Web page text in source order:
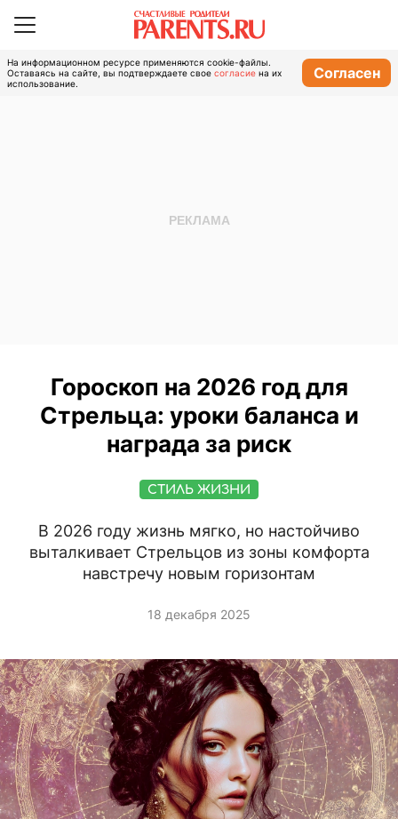
На информационном ресурсе применяются cookie-файлы.
Оставаясь на сайте, вы подтверждаете свое согласие на их
использование.
Согласен
Гороскоп на 2026 год для
Стрельца: уроки баланса и
награда за риск
СТИЛЬ ЖИЗНИ
В 2026 году жизнь мягко, но настойчиво
выталкивает Стрельцов из зоны комфорта
навстречу новым горизонтам
18 декабря 2025